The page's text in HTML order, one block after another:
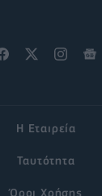
Η Εταιρεία
Ταυτότητα
Όροι Χρήσης